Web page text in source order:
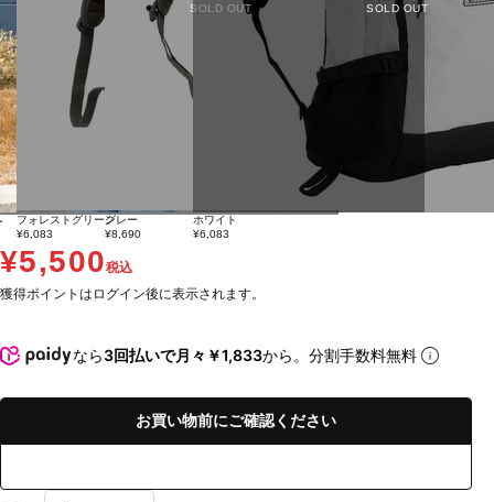
SOLD OUT
フォレストグリーン
¥6,083
グレー
¥8,690
SOLD OUT
ホワイト
¥6,083
¥5,500税込
獲得ポイントはログイン後に表示されます。
なら3回払いで月々￥1,833から。分割手数料無料
お買い物前にご確認ください